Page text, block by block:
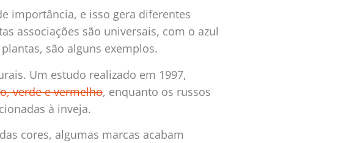
importância, e isso gera diferentes
associações são universais, com o azul
são alguns exemplos.
Um estudo realizado em 1997,
verde e vermelho, enquanto os russos
à inveja.
cores, algumas marcas acabam